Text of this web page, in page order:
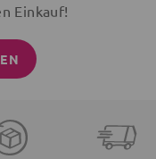
Einkauf!